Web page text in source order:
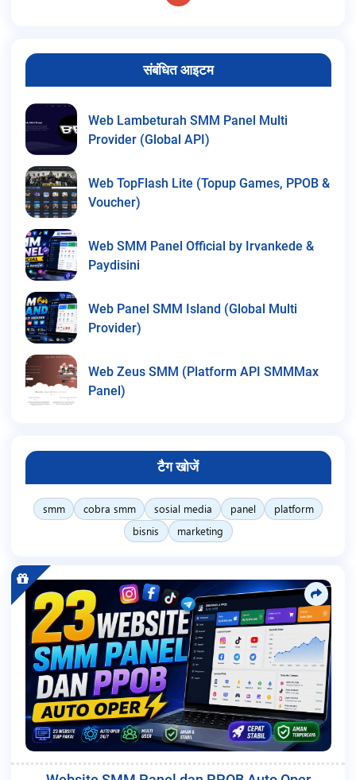
संबंधित आइटम
Web Lambeturah SMM Panel Multi
Provider (Global API)
Web TopFlash Lite (Topup Games, PPOB &
Voucher)
Web SMM Panel Official by Irvankede &
Paydisini
Web Panel SMM Island (Global Multi
Provider)
Web Zeus SMM (Platform API SMMMax
Panel)
टैग खोजें
smm cobra smm sosial media panel
platform
bisnis
marketing